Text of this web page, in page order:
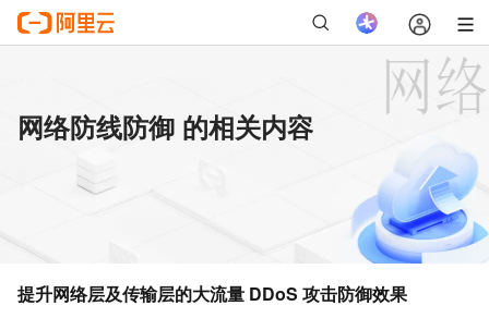
网络防线防御 的相关内容
提升网络层及传输层的大流量 DDoS 攻击防御效果